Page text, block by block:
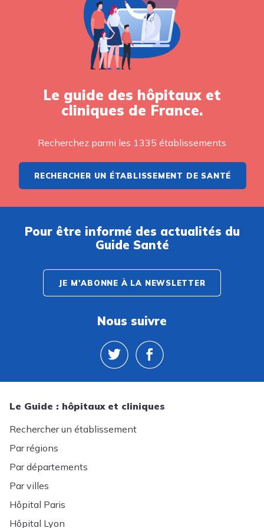
Le guide des hôpitaux et
cliniques de France.
Recherchez parmi les 1335 établissements
RECHERCHER UN ÉTABLISSEMENT DE SANTÉ
Pour être informé des actualités du
Guide Santé
JE M'ABONNE À LA NEWSLETTER
Nous suivre
Le Guide : hôpitaux et cliniques
Rechercher un établissement
Par régions
Par départements
Par villes
Hôpital Paris
Hôpital Lyon